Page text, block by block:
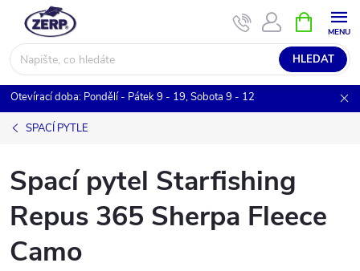
obsah
HLEDAT
NÁKUPNÍ
KOŠÍK
Otevírací doba: Pondělí - Pátek 9 - 19, Sobota 9 - 12
SPACÍ PYTLE
Spací pytel Starfishing
Repus 365 Sherpa Fleece
Camo